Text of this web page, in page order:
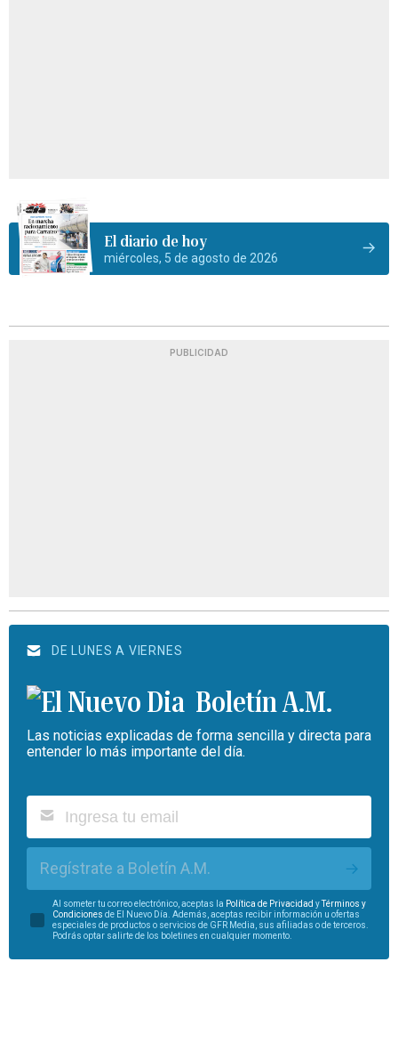
El diario de hoy
miércoles, 5 de agosto de 2026
PUBLICIDAD
DE LUNES A VIERNES
Boletín A.M.
Las noticias explicadas de forma sencilla y directa para
entender lo más importante del día.
Regístrate a Boletín A.M.
Al someter tu correo electrónico, aceptas la Política de Privacidad yTérminos y
Condiciones de El Nuevo Día. Además, aceptas recibir información u ofertas
especiales de productos o servicios de GFR Media, sus afiliadas o de terceros.
Podrás optar salirte de los boletines en cualquier momento.